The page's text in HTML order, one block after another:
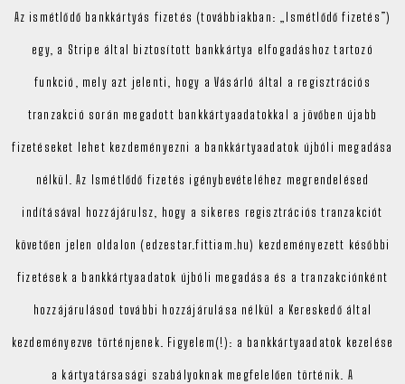
Az ismétlődő bankkártyás fizetés (továbbiakban: „Ismétlődő fizetés”)
egy, a Stripe által biztosított bankkártya elfogadáshoz tartozó
funkció, mely azt jelenti, hogy a Vásárló által a regisztrációs
tranzakció során megadott bankkártyaadatokkal a jövőben újabb
fizetéseket lehet kezdeményezni a bankkártyaadatok újbóli megadása
nélkül. Az Ismétlődő fizetés igénybevételéhez megrendelésed
indításával hozzájárulsz, hogy a sikeres regisztrációs tranzakciót
követően jelen oldalon (edzestar.fittiam.hu) kezdeményezett későbbi
fizetések a bankkártyaadatok újbóli megadása és a tranzakciónként
hozzájárulásod további hozzájárulása nélkül a Kereskedő által
kezdeményezve történjenek. Figyelem(!): a bankkártyaadatok kezelése
a kártyatársasági szabályoknak megfelelően történik. A